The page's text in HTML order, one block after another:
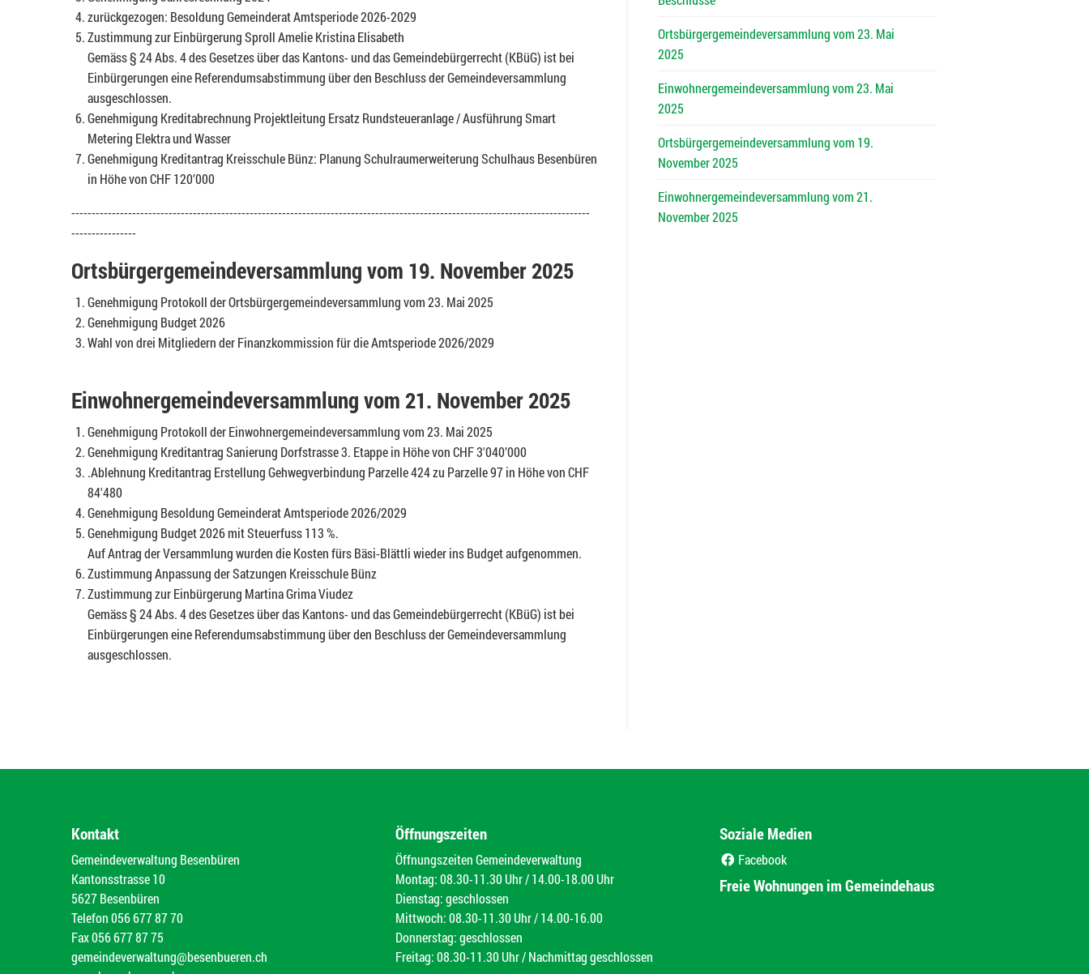
zurückgezogen: Besoldung Gemeinderat Amtsperiode 2026-2029
Zustimmung zur Einbürgerung Sproll Amelie Kristina Elisabeth
Gemäss § 24 Abs. 4 des Gesetzes über das Kantons- und das Gemeindebürgerrecht (KBüG) ist bei
Einbürgerungen eine Referendumsabstimmung über den Beschluss der Gemeindeversammlung
ausgeschlossen.
Genehmigung Kreditabrechnung Projektleitung Ersatz Rundsteueranlage / Ausführung Smart
Metering Elektra und Wasser
Genehmigung Kreditantrag Kreisschule Bünz: Planung Schulraumerweiterung Schulhaus Besenbüren
in Höhe von CHF 120’000
--------------------------------------------------------------------------------------------------------------------------------
----------------
Ortsbürgergemeindeversammlung vom 19. November 2025
Genehmigung Protokoll der Ortsbürgergemeindeversammlung vom 23. Mai 2025
Genehmigung Budget 2026
Wahl von drei Mitgliedern der Finanzkommission für die Amtsperiode 2026/2029
Einwohnergemeindeversammlung vom 21. November 2025
Genehmigung Protokoll der Einwohnergemeindeversammlung vom 23. Mai 2025
Genehmigung Kreditantrag Sanierung Dorfstrasse 3. Etappe in Höhe von CHF 3'040’000
.Ablehnung Kreditantrag Erstellung Gehwegverbindung Parzelle 424 zu Parzelle 97 in Höhe von CHF
84'480
Genehmigung Besoldung Gemeinderat Amtsperiode 2026/2029
Genehmigung Budget 2026 mit Steuerfuss 113 %.
Auf Antrag der Versammlung wurden die Kosten fürs Bäsi-Blättli wieder ins Budget aufgenommen.
Zustimmung Anpassung der Satzungen Kreisschule Bünz
Zustimmung zur Einbürgerung Martina Grima Viudez
Gemäss § 24 Abs. 4 des Gesetzes über das Kantons- und das Gemeindebürgerrecht (KBüG) ist bei
Einbürgerungen eine Referendumsabstimmung über den Beschluss der Gemeindeversammlung
ausgeschlossen.
Ortsbürgergemeindeversammlung vom 23. Mai
2025
Einwohnergemeindeversammlung vom 23. Mai
2025
Ortsbürgergemeindeversammlung vom 19.
November 2025
Einwohnergemeindeversammlung vom 21.
November 2025
Kontakt
Gemeindeverwaltung Besenbüren
Kantonsstrasse 10
5627 Besenbüren
Telefon056 677 87 70
Fax056 677 87 75
gemeindeverwaltung@besenbueren.ch
Öffnungszeiten
Öffnungszeiten Gemeindeverwaltung
Montag: 08.30-11.30 Uhr / 14.00-18.00 Uhr
Dienstag: geschlossen
Mittwoch: 08.30-11.30 Uhr / 14.00-16.00
Donnerstag: geschlossen
Freitag: 08.30-11.30 Uhr / Nachmittag geschlossen
Soziale Medien
Facebook
Freie Wohnungen im Gemeindehaus